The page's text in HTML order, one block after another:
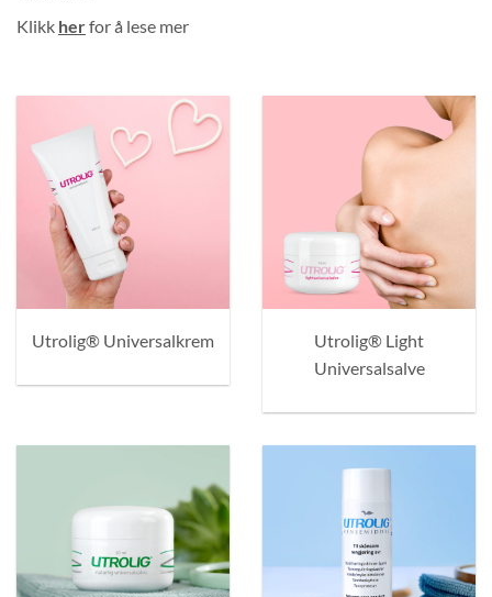
Klikk herfor å lese mer
Utrolig® Universalkrem
Utrolig® Light
Universalsalve